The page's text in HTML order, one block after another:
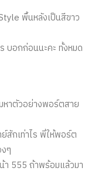
พื้นหลังเป็นสีขาว
บอกก่อนนะคะ ทั้งหมด
หาตัวอย่างพอร์ตสาย
กเท่าไร พี่ให้พอร์ต
ๆ
า 555 ถ้าพร้อมแล้วมา